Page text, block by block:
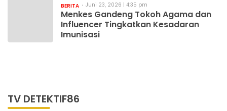
BERITA Juni 23, 2026 | 4:35 pm
Menkes Gandeng Tokoh Agama dan
Influencer Tingkatkan Kesadaran
Imunisasi
TV DETEKTIF86